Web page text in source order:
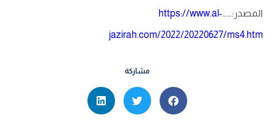
المصدر:……https://www.al-
jazirah.com/2022/20220627/ms4.htm
مشاركة